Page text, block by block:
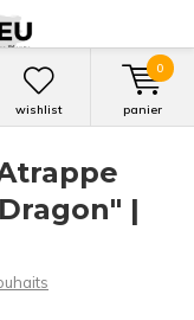
wishlist panier
0
|